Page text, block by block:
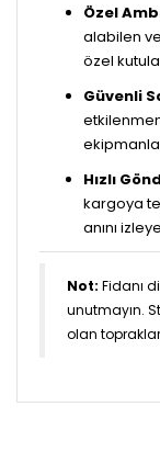
Özel
alabilen
özel
Güvenli
Hızlı
kargoya
anını
Not: Fidanı
unutmayın.
olan